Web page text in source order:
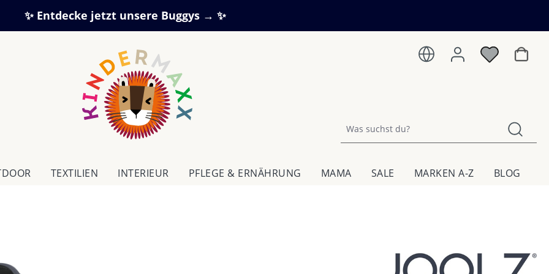
✨ Entdecke jetzt unsere Buggys → ✨
TEXTILIEN IN­TE­RI­EUR PFLEGE & ERNÄHRUNG MAMA SALE MARKEN A-Z BLOG